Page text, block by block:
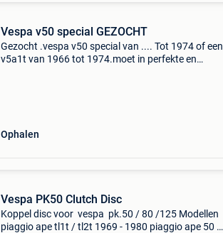
Vespa v50 special GEZOCHT
Gezocht .vespa v50 special van .... Tot 1974 of een
v5a1t van 1966 tot 1974.moet in perfekte en
Ophalen
Vespa PK50 Clutch Disc
Koppel disc voor vespa pk.50 / 80 /125 Modellen
piaggio ape tl1t / tl2t 1969 - 1980 piaggio ape 50 fl